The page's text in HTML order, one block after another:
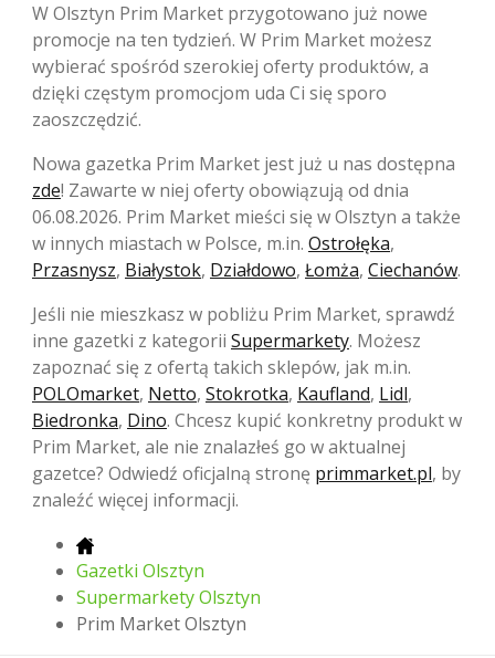
W Olsztyn Prim Market przygotowano już nowe
promocje na ten tydzień. W Prim Market możesz
wybierać spośród szerokiej oferty produktów, a
dzięki częstym promocjom uda Ci się sporo
zaoszczędzić.
Nowa gazetka Prim Market jest już u nas dostępna
zde! Zawarte w niej oferty obowiązują od dnia
06.08.2026. Prim Market mieści się w Olsztyn a także
w innych miastach w Polsce, m.in. Ostrołęka,
Przasnysz, Białystok, Działdowo, Łomża, Ciechanów.
Jeśli nie mieszkasz w pobliżu Prim Market, sprawdź
inne gazetki z kategorii Supermarkety. Możesz
zapoznać się z ofertą takich sklepów, jak m.in.
POLOmarket, Netto, Stokrotka, Kaufland, Lidl,
Biedronka, Dino. Chcesz kupić konkretny produkt w
Prim Market, ale nie znalazłeś go w aktualnej
gazetce? Odwiedź oficjalną stronę primmarket.pl, by
znaleźć więcej informacji.
Gazetki Olsztyn
Supermarkety Olsztyn
Prim Market Olsztyn